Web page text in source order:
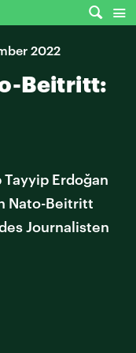
2022
Beitritt:
Erdoğan
Nato-Beitritt
Journalisten